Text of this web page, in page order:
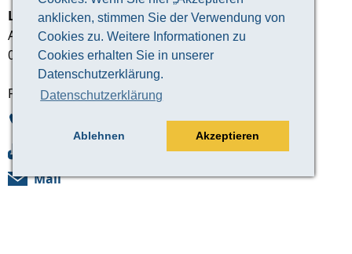
anklicken, stimmen Sie der Verwendung von
Cookies zu. Weitere Informationen zu
Cookies erhalten Sie in unserer
Datenschutzerklärung.
Datenschutzerklärung
Ablehnen Akzeptieren
Landratsamt Altenburger Land
Amtsplatz 8
04626 Schmölln
Fachdienst Natur- & Umweltschutz
Mail